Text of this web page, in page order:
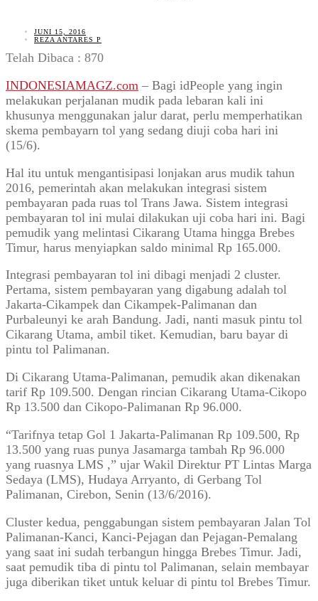
JUNI 15, 2016
REZA ANTARES P
Telah Dibaca : 870
INDONESIAMAGZ.com – Bagi idPeople yang ingin
melakukan perjalanan mudik pada lebaran kali ini
khusunya menggunakan jalur darat, perlu memperhatikan
skema pembayarn tol yang sedang diuji coba hari ini
(15/6).
Hal itu untuk mengantisipasi lonjakan arus mudik tahun
2016, pemerintah akan melakukan integrasi sistem
pembayaran pada ruas tol Trans Jawa. Sistem integrasi
pembayaran tol ini mulai dilakukan uji coba hari ini. Bagi
pemudik yang melintasi Cikarang Utama hingga Brebes
Timur, harus menyiapkan saldo minimal Rp 165.000.
Integrasi pembayaran tol ini dibagi menjadi 2 cluster.
Pertama, sistem pembayaran yang digabung adalah tol
Jakarta-Cikampek dan Cikampek-Palimanan dan
Purbaleunyi ke arah Bandung. Jadi, nanti masuk pintu tol
Cikarang Utama, ambil tiket. Kemudian, baru bayar di
pintu tol Palimanan.
Di Cikarang Utama-Palimanan, pemudik akan dikenakan
tarif Rp 109.500. Dengan rincian Cikarang Utama-Cikopo
Rp 13.500 dan Cikopo-Palimanan Rp 96.000.
“Tarifnya tetap Gol 1 Jakarta-Palimanan Rp 109.500, Rp
13.500 yang ruas punya Jasamarga tambah Rp 96.000
yang ruasnya LMS ,” ujar Wakil Direktur PT Lintas Marga
Sedaya (LMS), Hudaya Arryanto, di Gerbang Tol
Palimanan, Cirebon, Senin (13/6/2016).
Cluster kedua, penggabungan sistem pembayaran Jalan Tol
Palimanan-Kanci, Kanci-Pejagan dan Pejagan-Pemalang
yang saat ini sudah terbangun hingga Brebes Timur. Jadi,
saat pemudik tiba di pintu tol Palimanan, selain membayar
juga diberikan tiket untuk keluar di pintu tol Brebes Timur.